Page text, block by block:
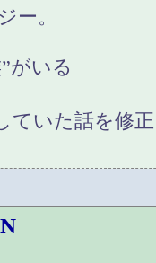
ー。
がいる
ていた話を修